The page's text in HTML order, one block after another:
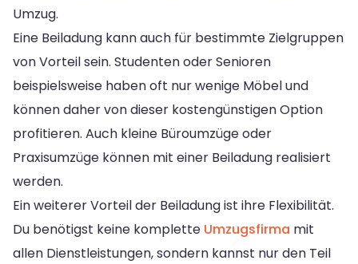
Umzug.
Eine Beiladung kann auch für bestimmte Zielgruppen
von Vorteil sein. Studenten oder Senioren
beispielsweise haben oft nur wenige Möbel und
können daher von dieser kostengünstigen Option
profitieren. Auch kleine Büroumzüge oder
Praxisumzüge können mit einer Beiladung realisiert
werden.
Ein weiterer Vorteil der Beiladung ist ihre Flexibilität.
Du benötigst keine komplette Umzugsfirma mit
allen Dienstleistungen, sondern kannst nur den Teil